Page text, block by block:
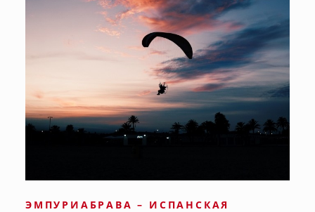
ЭМПУРИАБРАВА – ИСПАНСКАЯ